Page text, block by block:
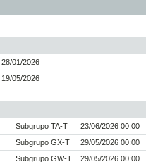
28/01/2026
19/05/2026
Subgrupo TA-T
23/06/2026 00:00
Subgrupo GX-T
29/05/2026 00:00
Subgrupo GW-T
29/05/2026 00:00